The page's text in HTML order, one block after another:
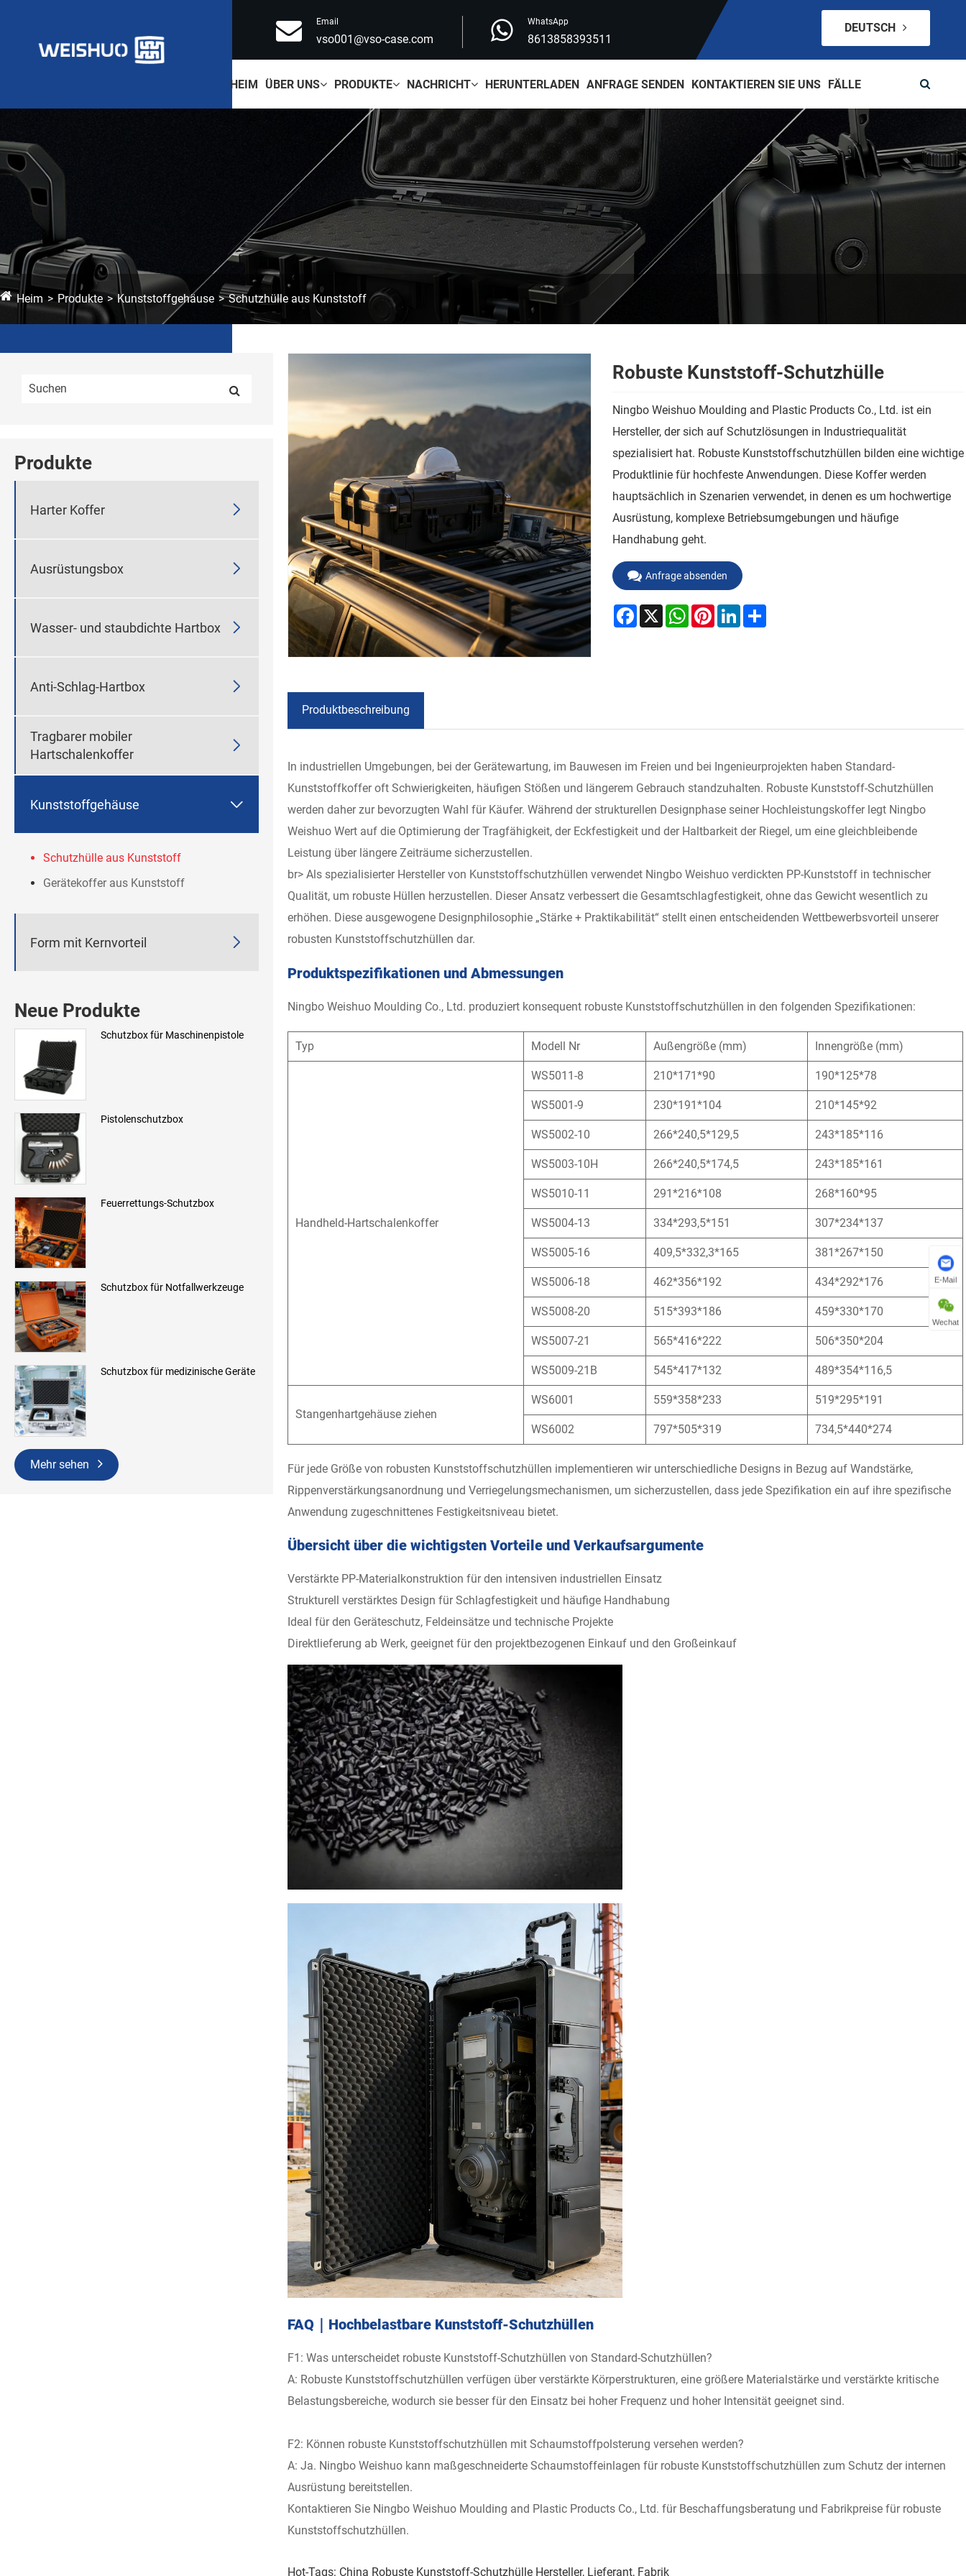
Email
vso001@vso-case.com
WhatsApp
8613858393511
DEUTSCH
HEIM ÜBER UNS PRODUKTE NACHRICHT HERUNTERLADEN ANFRAGE SENDEN KONTAKTIEREN SIE UNS FÄLLE
Heim Produkte Kunststoffgehäuse Schutzhülle aus Kunststoff
Produkte
Harter Koffer 
Ausrüstungsbox 
Wasser- und staubdichte Hartbox 
Anti-Schlag-Hartbox 
Tragbarer mobiler
Hartschalenkoffer

Kunststoffgehäuse 
Schutzhülle aus Kunststoff
Gerätekoffer aus Kunststoff
Form mit Kernvorteil 
Neue Produkte
Schutzbox für Maschinenpistole
Pistolenschutzbox
Feuerrettungs-Schutzbox
Schutzbox für Notfallwerkzeuge
Schutzbox für medizinische Geräte
Mehr sehen
Robuste Kunststoff-Schutzhülle
Ningbo Weishuo Moulding and Plastic Products Co., Ltd. ist ein
Hersteller, der sich auf Schutzlösungen in Industriequalität
spezialisiert hat. Robuste Kunststoffschutzhüllen bilden eine wichtige
Produktlinie für hochfeste Anwendungen. Diese Koffer werden
hauptsächlich in Szenarien verwendet, in denen es um hochwertige
Ausrüstung, komplexe Betriebsumgebungen und häufige
Handhabung geht.
Anfrage absenden
Facebook
X WhatsApp
PinterestLinkedInShare
Produktbeschreibung
In industriellen Umgebungen, bei der Gerätewartung, im Bauwesen im Freien und bei Ingenieurprojekten haben Standard-
Kunststoffkoffer oft Schwierigkeiten, häufigen Stößen und längerem Gebrauch standzuhalten. Robuste Kunststoff-Schutzhüllen
werden daher zur bevorzugten Wahl für Käufer. Während der strukturellen Designphase seiner Hochleistungskoffer legt Ningbo
Weishuo Wert auf die Optimierung der Tragfähigkeit, der Eckfestigkeit und der Haltbarkeit der Riegel, um eine gleichbleibende
Leistung über längere Zeiträume sicherzustellen.
br> Als spezialisierter Hersteller von Kunststoffschutzhüllen verwendet Ningbo Weishuo verdickten PP-Kunststoff in technischer
Qualität, um robuste Hüllen herzustellen. Dieser Ansatz verbessert die Gesamtschlagfestigkeit, ohne das Gewicht wesentlich zu
erhöhen. Diese ausgewogene Designphilosophie „Stärke + Praktikabilität“ stellt einen entscheidenden Wettbewerbsvorteil unserer
robusten Kunststoffschutzhüllen dar.
Produktspezifikationen und Abmessungen
Ningbo Weishuo Moulding Co., Ltd. produziert konsequent robuste Kunststoffschutzhüllen in den folgenden Spezifikationen:
Typ Modell Nr Außengröße (mm) Innengröße (mm)
Handheld-Hartschalenkoffer
WS5011-8 210*171*90 190*125*78
WS5001-9 230*191*104 210*145*92
WS5002-10 266*240,5*129,5 243*185*116
WS5003-10H 266*240,5*174,5 243*185*161
WS5010-11 291*216*108 268*160*95
WS5004-13 334*293,5*151 307*234*137
WS5005-16 409,5*332,3*165 381*267*150
WS5006-18 462*356*192 434*292*176
WS5008-20 515*393*186 459*330*170
WS5007-21 565*416*222 506*350*204
WS5009-21B 545*417*132 489*354*116,5
Stangenhartgehäuse ziehen
WS6001 559*358*233 519*295*191
WS6002 797*505*319 734,5*440*274
Für jede Größe von robusten Kunststoffschutzhüllen implementieren wir unterschiedliche Designs in Bezug auf Wandstärke,
Rippenverstärkungsanordnung und Verriegelungsmechanismen, um sicherzustellen, dass jede Spezifikation ein auf ihre spezifische
Anwendung zugeschnittenes Festigkeitsniveau bietet.
Übersicht über die wichtigsten Vorteile und Verkaufsargumente
Verstärkte PP-Materialkonstruktion für den intensiven industriellen Einsatz
Strukturell verstärktes Design für Schlagfestigkeit und häufige Handhabung
Ideal für den Geräteschutz, Feldeinsätze und technische Projekte
Direktlieferung ab Werk, geeignet für den projektbezogenen Einkauf und den Großeinkauf
FAQ｜Hochbelastbare Kunststoff-Schutzhüllen
F1: Was unterscheidet robuste Kunststoff-Schutzhüllen von Standard-Schutzhüllen?
A: Robuste Kunststoffschutzhüllen verfügen über verstärkte Körperstrukturen, eine größere Materialstärke und verstärkte kritische
Belastungsbereiche, wodurch sie besser für den Einsatz bei hoher Frequenz und hoher Intensität geeignet sind.
F2: Können robuste Kunststoffschutzhüllen mit Schaumstoffpolsterung versehen werden?
A: Ja. Ningbo Weishuo kann maßgeschneiderte Schaumstoffeinlagen für robuste Kunststoffschutzhüllen zum Schutz der internen
Ausrüstung bereitstellen.
Kontaktieren Sie Ningbo Weishuo Moulding and Plastic Products Co., Ltd. für Beschaffungsberatung und Fabrikpreise für robuste
Kunststoffschutzhüllen.
Hot-Tags: China Robuste Kunststoff-Schutzhülle Hersteller, Lieferant, Fabrik
E-Mail
Wechat